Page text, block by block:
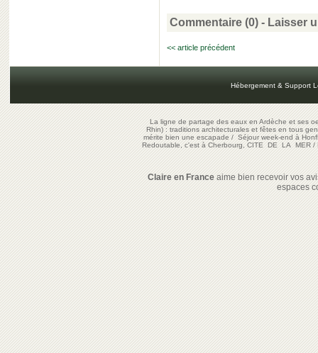
Commentaire (0) - Laisser
<< article précédent
Hébergement & Support
La ligne de partage des eaux en Ardèche et ses
Rhin) : traditions architecturales et fêtes en tous
mérite bien une escapade/Séjour week-end à
Redoutable, c'est à Cherbourg, CITE DE LA MER/
Claire en Franceaime bien recevoir vos
espaces